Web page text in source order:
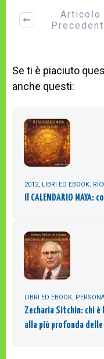
Articolo
Se ti è piaciuto
anche questi:
2012, LIBRI ED EBOOK,
Il CALENDARIO MAYA:
LIBRI ED EBOOK,
Zecharia Sitchin: chi è
alla più profonda